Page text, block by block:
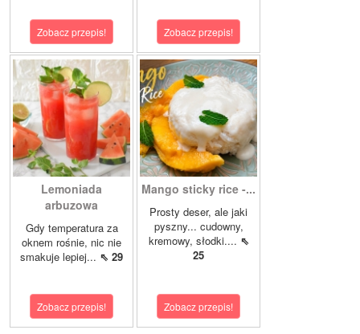
Zobacz przepis! Zobacz przepis!
Lemoniada
arbuzowa
Gdy temperatura za
oknem rośnie, nic nie
smakuje lepiej... ⇖ 29
Zobacz przepis!
Mango sticky rice -...
Prosty deser, ale jaki
pyszny... cudowny,
kremowy, słodki.... ⇖
25
Zobacz przepis!